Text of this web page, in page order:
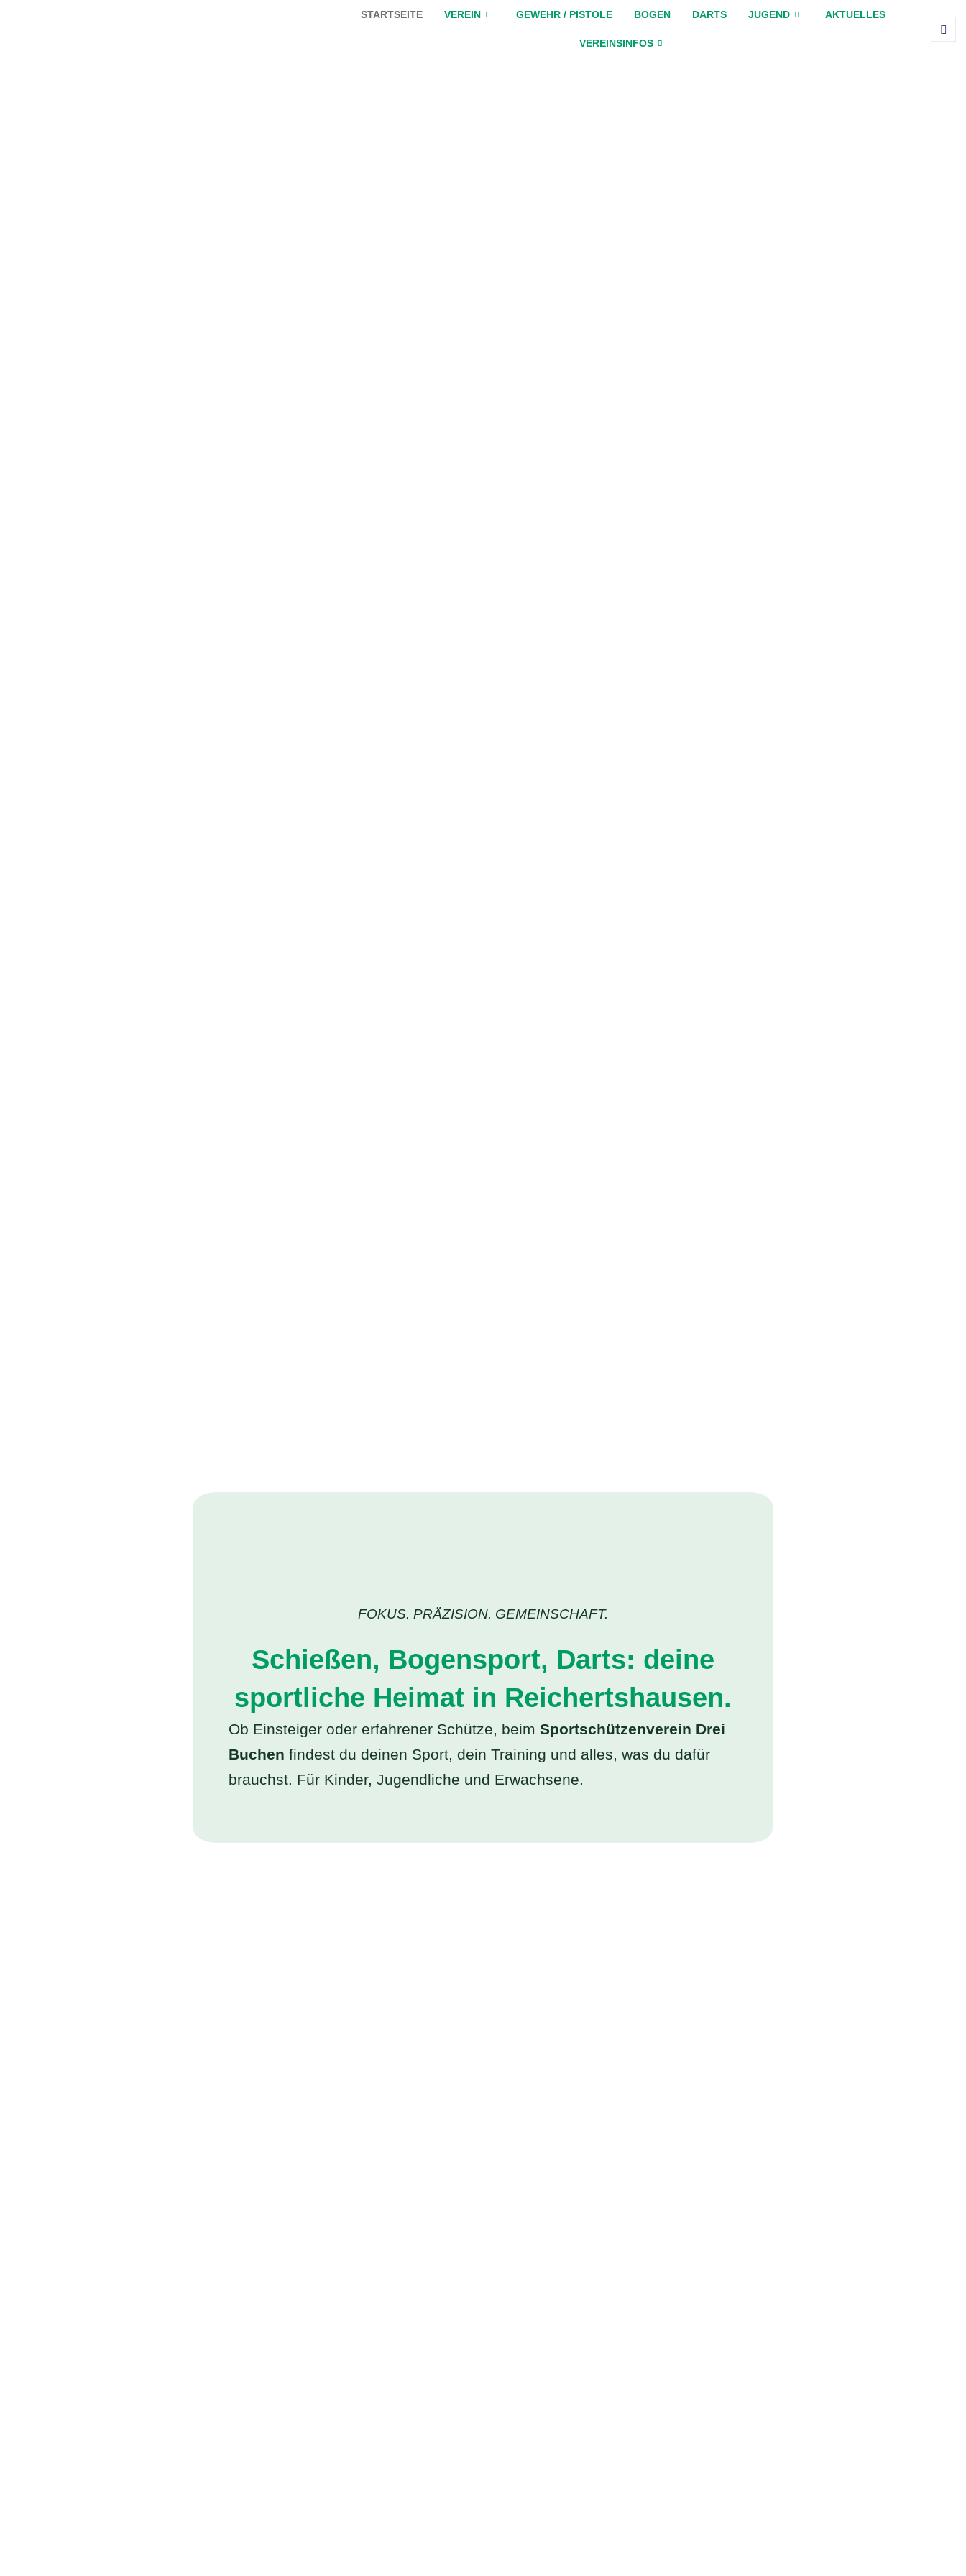
STARTSEITE VEREIN GEWEHR / PISTOLE BOGEN DARTS JUGEND AKTUELLES
VEREINSINFOS
FOKUS. PRÄZISION. GEMEINSCHAFT.
Schießen, Bogensport, Darts: deine
sportliche Heimat in Reichertshausen.
Ob Einsteiger oder erfahrener Schütze, beimSportschützenverein Drei
Buchen findest du deinen Sport, dein Training und alles, was du dafür
brauchst. Für Kinder, Jugendliche und Erwachsene.